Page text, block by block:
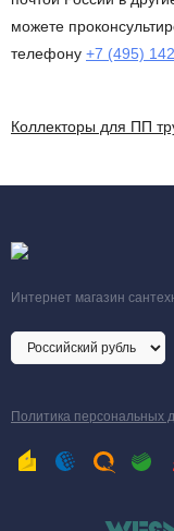
можете
телефону +7 (495)
Коллекторы для ПП
Интернет магазин
Политика персональных